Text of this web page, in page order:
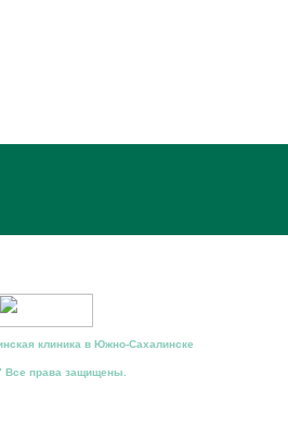
клиника в Южно-Сахалинске
Все права защищены.